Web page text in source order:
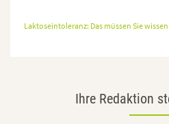
Laktoseintoleranz: Das müssen Sie wissen
Ihre Redaktion